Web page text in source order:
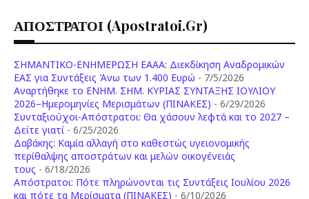
ΑΠΟΣΤΡΑΤΟΙ (apostratoi.gr)
ΣΗΜΑΝΤΙΚΟ-ΕΝΗΜΕΡΩΣΗ ΕΑΑΑ: Διεκδίκηση Αναδρομικών
ΕΑΣ για Συντάξεις Άνω των 1.400 Ευρώ - 7/5/2026
Aναρτήθηκε το ENHM. ΣΗΜ. ΚΥΡΙΑΣ ΣΥΝΤΑΞΗΣ ΙΟΥΛΙΟΥ
2026–Ημερομηνίες Μερισμάτων (ΠΙΝΑΚΕΣ) - 6/29/2026
Συνταξιούχοι-Απόστρατοι: Θα χάσουν λεφτά και το 2027 –
Δείτε γιατί - 6/25/2026
Δαβάκης: Καμία αλλαγή στο καθεστώς υγειονομικής
περίθαλψης αποστράτων και μελών οικογένειάς
τους - 6/18/2026
Aπόστρατοι: Πότε πληρώνονται τις Συντάξεις Ιουλίου 2026
και πότε τα Μερίσματα (ΠΙΝΑΚΕΣ) - 6/10/2026